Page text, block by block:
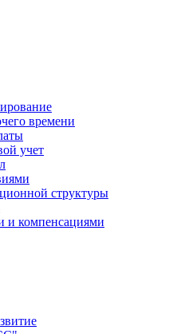
времени
учет
структуры
и компенсациями